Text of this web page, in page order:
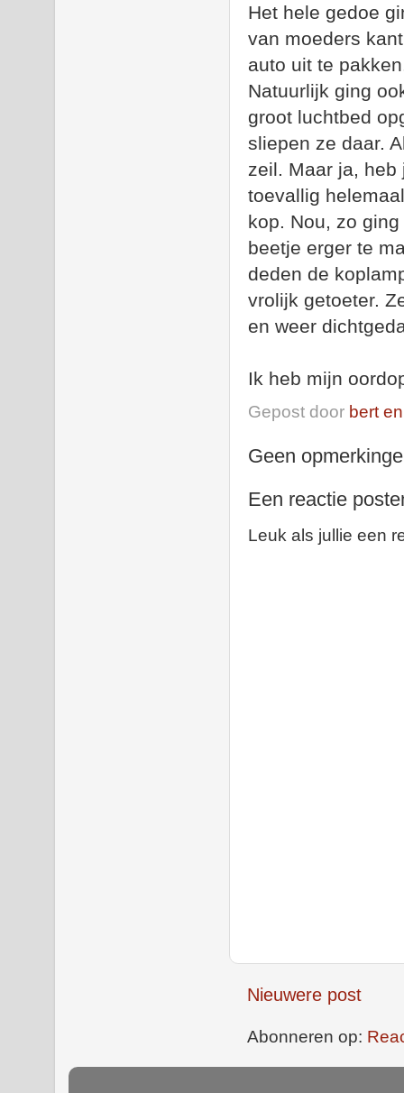
Het hele gedoe
van moeders
auto uit te
Natuurlijk ging
groot luchtbed
sliepen ze daar.
zeil. Maar ja,
toevallig
kop. Nou, zo
beetje erger te
deden de
vrolijk getoeter.
en weer
Ik heb mijn
Gepost door bert
Geen
Een reactie
Leuk als jullie een
Nieuwere post
Abonneren op: